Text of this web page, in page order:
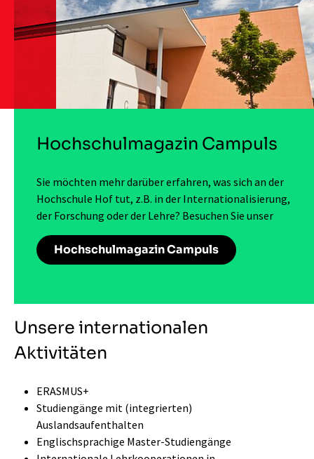
Hochschulmagazin Campuls
Sie möchten mehr darüber erfahren, was sich an der
Hochschule Hof tut, z.B. in der Internationalisierung,
der Forschung oder der Lehre? Besuchen Sie unser
Hochschulmagazin Campuls
Unsere internationalen
Aktivitäten
ERASMUS+
Studiengänge mit (integrierten)
Auslandsaufenthalten
Englischsprachige Master-Studiengänge